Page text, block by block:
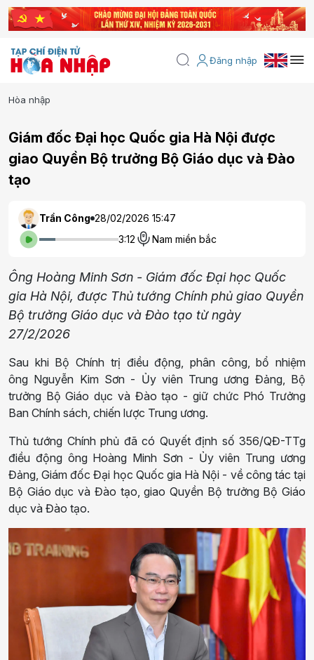
Đăng nhập
Hòa nhập
Giám đốc Đại học Quốc gia Hà Nội được
giao Quyền Bộ trưởng Bộ Giáo dục và Đào
tạo
Trần Công 28/02/2026 15:47
3:12
Nam miền bắc
Ông Hoàng Minh Sơn - Giám đốc Đại học Quốc
gia Hà Nội, được Thủ tướng Chính phủ giao Quyền
Bộ trưởng Giáo dục và Đào tạo từ ngày
27/2/2026
Sau khi Bộ Chính trị điều động, phân công, bổ nhiệm
ông Nguyễn Kim Sơn - Ủy viên Trung ương Đảng, Bộ
trưởng Bộ Giáo dục và Đào tạo - giữ chức Phó Trưởng
Ban Chính sách, chiến lược Trung ương.
Thủ tướng Chính phủ đã có Quyết định số 356/QĐ-TTg
điều động ông Hoàng Minh Sơn - Ủy viên Trung ương
Đảng, Giám đốc Đại học Quốc gia Hà Nội - về công tác tại
Bộ Giáo dục và Đào tạo, giao Quyền Bộ trưởng Bộ Giáo
dục và Đào tạo.